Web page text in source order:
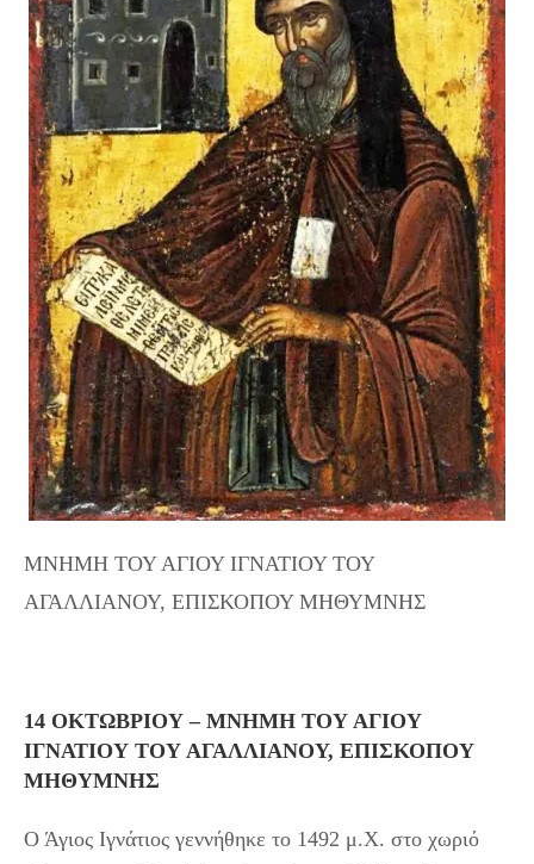
ΜΝΗΜΗ ΤΟΥ ΑΓΙΟΥ ΙΓΝΑΤΙΟΥ ΤΟΥ
ΑΓΑΛΛΙΑΝΟΥ, ΕΠΙΣΚΟΠΟΥ ΜΗΘΥΜΝΗΣ
14 ΟΚΤΩΒΡΙΟΥ – ΜΝΗΜΗ ΤΟΥ ΑΓΙΟΥ
ΙΓΝΑΤΙΟΥ ΤΟΥ ΑΓΑΛΛΙΑΝΟΥ, ΕΠΙΣΚΟΠΟΥ
ΜΗΘΥΜΝΗΣ
Ο Άγιος Ιγνάτιος γεννήθηκε το 1492 μ.Χ. στο χωριό